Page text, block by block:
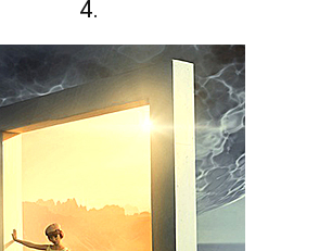
4.